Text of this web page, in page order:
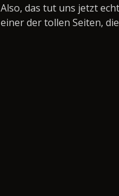
Also, das tut uns jetzt
einer der tollen Seiten,